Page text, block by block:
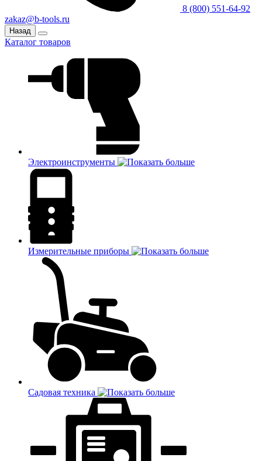
8 (800) 551-64-92
zakaz@b-tools.ru
Назад
Каталог товаров
Электроинструменты
Измерительные приборы
Садовая техника